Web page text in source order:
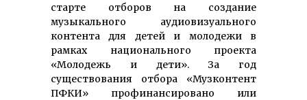
старте отборов на создание
музыкального аудиовизуального
контента для детей и молодежи в
рамках национального проекта
«Молодежь и дети». За год
существования отбора «Музконтент
ПФКИ» профинансировано или